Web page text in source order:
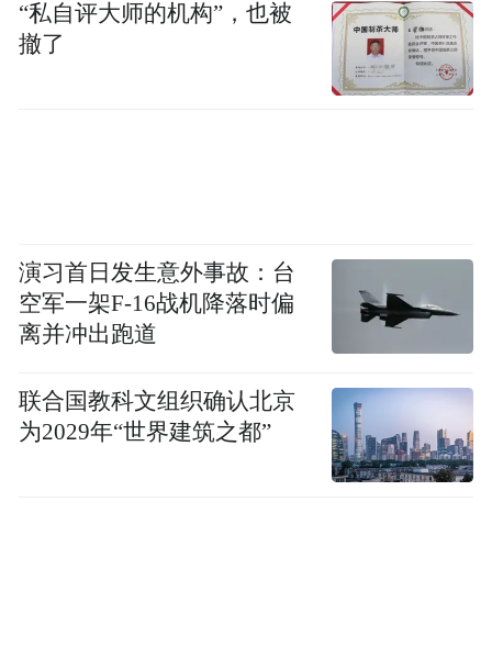
“私自评大师的机构”，也被
撤了
演习首日发生意外事故：台
空军一架F-16战机降落时偏
离并冲出跑道
联合国教科文组织确认北京
为2029年“世界建筑之都”